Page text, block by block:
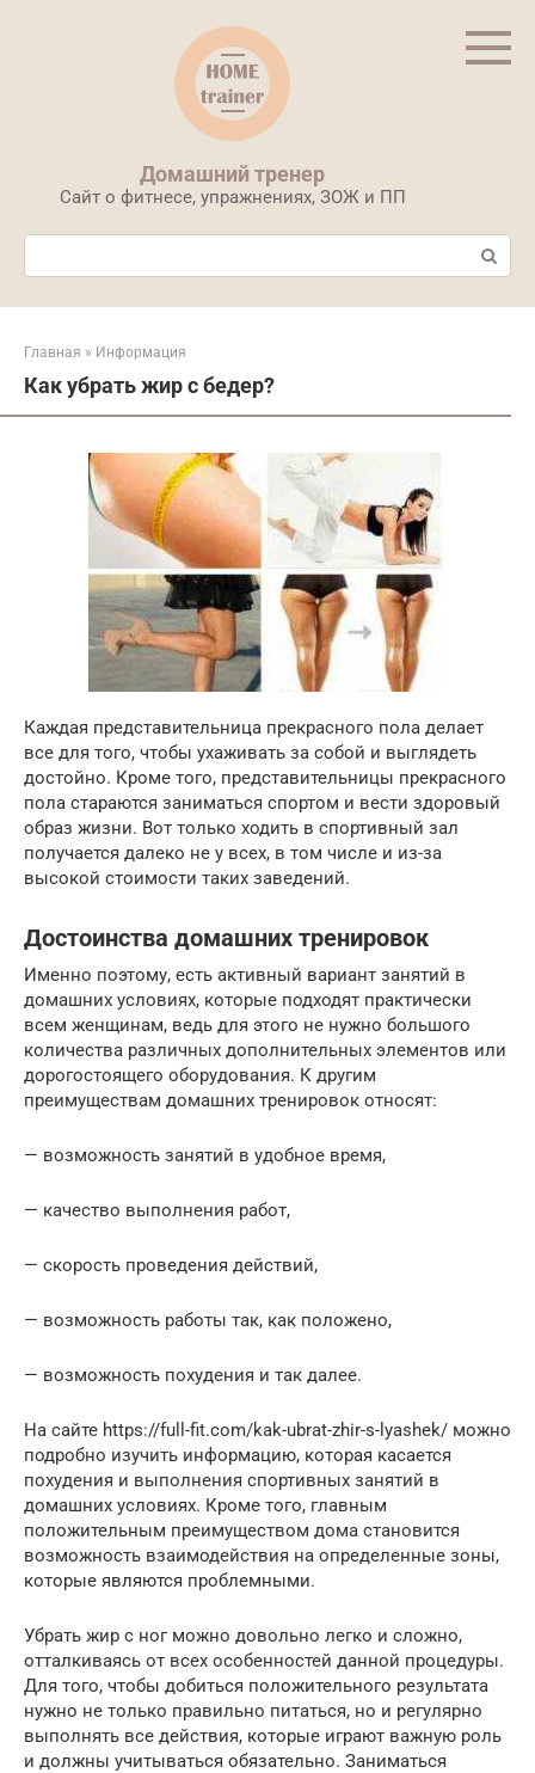
Домашний тренер
Сайт о фитнесе, упражнениях, ЗОЖ и ПП
Поиск:
Главная » Информация
Как убрать жир с бедер?
Каждая представительница прекрасного пола делает
все для того, чтобы ухаживать за собой и выглядеть
достойно. Кроме того, представительницы прекрасного
пола стараются заниматься спортом и вести здоровый
образ жизни. Вот только ходить в спортивный зал
получается далеко не у всех, в том числе и из-за
высокой стоимости таких заведений.
Достоинства домашних тренировок
Именно поэтому, есть активный вариант занятий в
домашних условиях, которые подходят практически
всем женщинам, ведь для этого не нужно большого
количества различных дополнительных элементов или
дорогостоящего оборудования. К другим
преимуществам домашних тренировок относят:
— возможность занятий в удобное время,
— качество выполнения работ,
— скорость проведения действий,
— возможность работы так, как положено,
— возможность похудения и так далее.
На сайте https://full-fit.com/kak-ubrat-zhir-s-lyashek/ можно
подробно изучить информацию, которая касается
похудения и выполнения спортивных занятий в
домашних условиях. Кроме того, главным
положительным преимуществом дома становится
возможность взаимодействия на определенные зоны,
которые являются проблемными.
Убрать жир с ног можно довольно легко и сложно,
отталкиваясь от всех особенностей данной процедуры.
Для того, чтобы добиться положительного результата
нужно не только правильно питаться, но и регулярно
выполнять все действия, которые играют важную роль
и должны учитываться обязательно. Заниматься